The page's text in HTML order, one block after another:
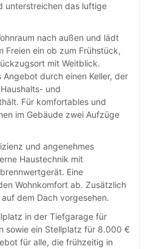
unterstreichen das luftige
nach außen und lädt
Freien ein ob zum Frühstück,
mit Weitblick.
durch einen Keller, der
und
Für komfortables und
im Gebäude zwei Aufzüge
und angenehmes
Haustechnik mit
Eine
Wohnkomfort ab. Zusätzlich
dem Dach vorgesehen.
in der Tiefgarage für
sowie ein Stellplatz für 8.000 €
für alle, die frühzeitig in